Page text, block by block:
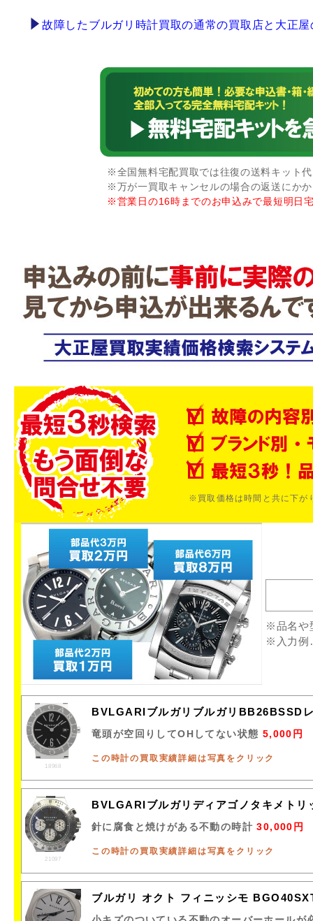
故障したブルガリ時計買取の通常の買取店と大正
※全国無料宅配買取では往復の送料キット
※万が一買取キャンセルの場合の返送にか
※営業日の16時までのお申込みで最短明日
※買取価格は時間と共に下が
※品名や
※入力例
18968
BVLGARIブルガリブルガリBB26BSSD
竜頭が空回りしてOHしてない状態 5,000円
この時計の買取実績詳細は写真をクリック
21097
BVLGARIブルガリディアゴノタキメト
針に腐食と焼けがある不動の時計30,000円
この時計の買取実績詳細は写真をクリック
ブルガリ オクト フィニッシモ